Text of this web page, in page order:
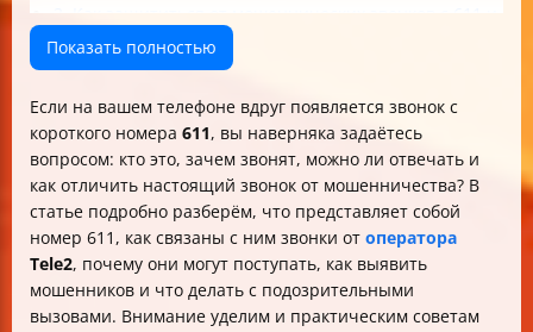
3. Как защититься от мошеннических звонков с 611 и
блокировать их?
4. Что делать при подозрительных звонках и как
5. Дополнительные советы и официальные ресурсы
Итог: звонки с 611 — кто звонит и что делать?
Показать полностью
Если на вашем телефоне вдруг появляется звонок с
короткого номера 611, вы наверняка задаётесь
вопросом: кто это, зачем звонят, можно ли отвечать и
как отличить настоящий звонок от мошенничества? В
статье подробно разберём, что представляет собой
номер 611, как связаны с ним звонки от оператора
Tele2, почему они могут поступать, как выявить
мошенников и что делать с подозрительными
вызовами. Внимание уделим и практическим советам